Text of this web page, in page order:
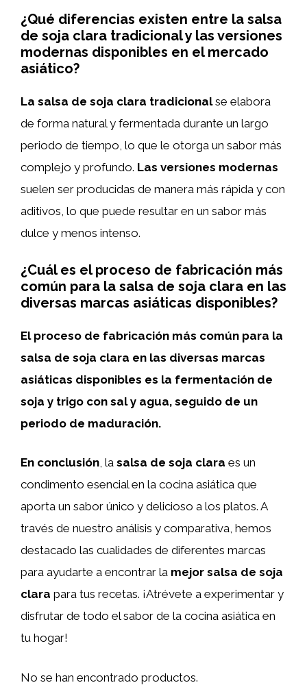
¿Qué diferencias existen entre la salsa
de soja clara tradicional y las versiones
modernas disponibles en el mercado
asiático?
La salsa de soja clara tradicionalse elabora
de forma natural y fermentada durante un largo
periodo de tiempo, lo que le otorga un sabor más
complejo y profundo. Las versiones modernas
suelen ser producidas de manera más rápida y con
aditivos, lo que puede resultar en un sabor más
dulce y menos intenso.
¿Cuál es el proceso de fabricación más
común para la salsa de soja clara en las
diversas marcas asiáticas disponibles?
El proceso de fabricación más común para la
salsa de soja clara en las diversas marcas
asiáticas disponibles es la fermentación de
soja y trigo con sal y agua, seguido de un
periodo de maduración.
En conclusión, la salsa de soja clara es un
condimento esencial en la cocina asiática que
aporta un sabor único y delicioso a los platos. A
través de nuestro análisis y comparativa, hemos
destacado las cualidades de diferentes marcas
para ayudarte a encontrar la mejor salsa de soja
clara para tus recetas. ¡Atrévete a experimentar y
disfrutar de todo el sabor de la cocina asiática en
tu hogar!
No se han encontrado productos.